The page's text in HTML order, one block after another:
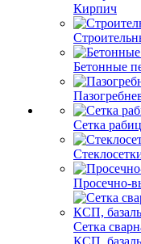
Кирпич
Бетонные
Сетка
Просечно-
Сетка
КСП,